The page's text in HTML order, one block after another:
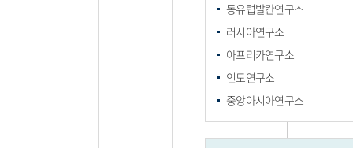
동유럽발칸연구소
러시아연구소
아프리카연구소
인도연구소
중앙아시아연구소